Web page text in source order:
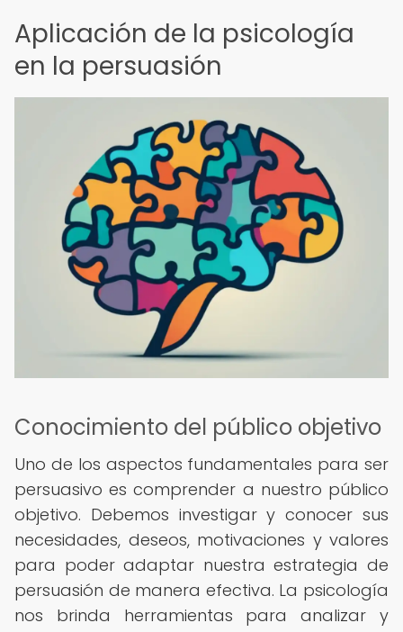
Aplicación de la psicología
en la persuasión
Conocimiento del público objetivo
Uno de los aspectos fundamentales para ser
persuasivo es comprender a nuestro público
objetivo. Debemos investigar y conocer sus
necesidades, deseos, motivaciones y valores
para poder adaptar nuestra estrategia de
persuasión de manera efectiva. La psicología
nos brinda herramientas para analizar y